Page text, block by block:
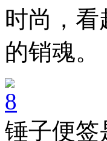
时尚，
的销魂。
锤子便签